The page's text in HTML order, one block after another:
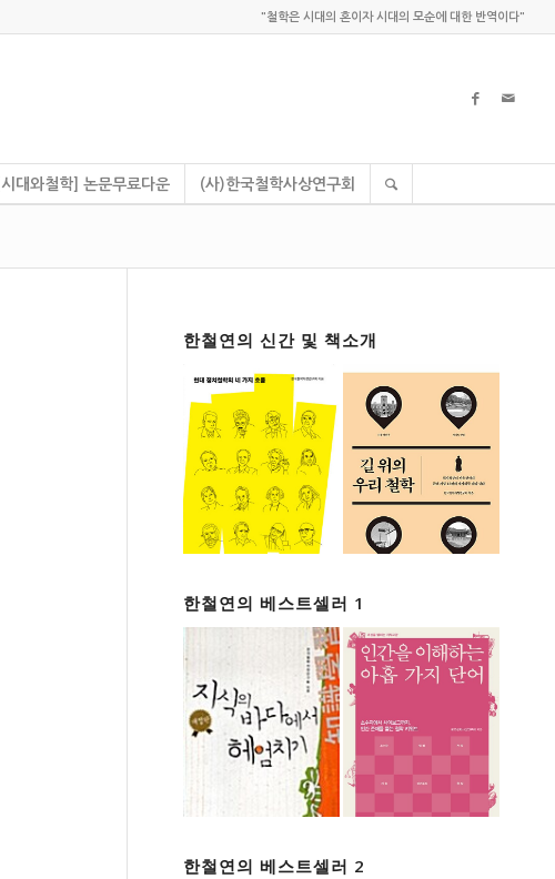
"철학은 시대의 혼이자 시대의 모순에 대한 반역이다"
[시대와철학] 논문무료다운 (사)한국철학사상연구회
한철연의 신간 및 책소개
한철연의 베스트셀러 1
한철연의 베스트셀러 2